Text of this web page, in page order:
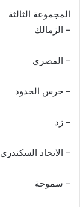
المجموعة الثالثة
– الزمالك
– المصري
– حرس الحدود
– زد
– الاتحاد السكندري
– سموحة